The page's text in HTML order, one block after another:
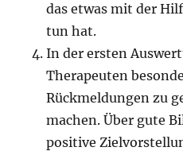
das etwas mit der
tun hat.
In der ersten
Therapeuten
Rückmeldungen zu
machen. Über gute
positive